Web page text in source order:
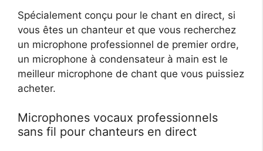
Spécialement conçu pour le chant en direct, si
vous êtes un chanteur et que vous recherchez
un microphone professionnel de premier ordre,
un microphone à condensateur à main est le
meilleur microphone de chant que vous puissiez
acheter.
Microphones vocaux professionnels
sans fil pour chanteurs en direct